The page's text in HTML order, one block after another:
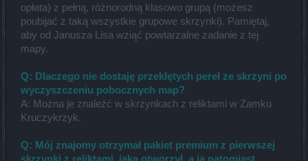
opłata) z pełną, różnorodną klasowo grupą (możesz
poubijać z taką wszystkie grupowe skrzynki). Pamiętaj,
aby od Janusza Lisa wziąć powtarzalne zadanie z tej
mapy.
Q: Dlaczego nie dostaję przeklętych pereł ze skrzyni po
wyczyszczeniu pobocznych map?
A: Można je znaleźć w skrzynkach z reliktami w Zamku
Kruczykrzyk.
Q: Mój znajomy otrzymał pakiet premium z pierwszej